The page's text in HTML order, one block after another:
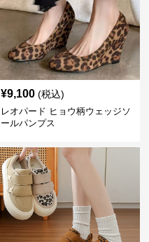
¥9,100 (税込)
レオパード ヒョウ柄ウェッジソ
ールパンプス